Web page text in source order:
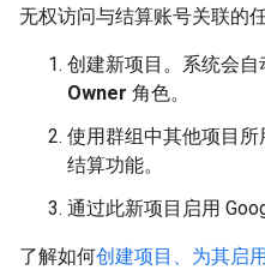
无权访问与结算账号关联的
创建新项目。系统会
Owner 角色。
使用群组中其他项目
结算功能。
通过此新项目启用
了解如何创建项目、为其启